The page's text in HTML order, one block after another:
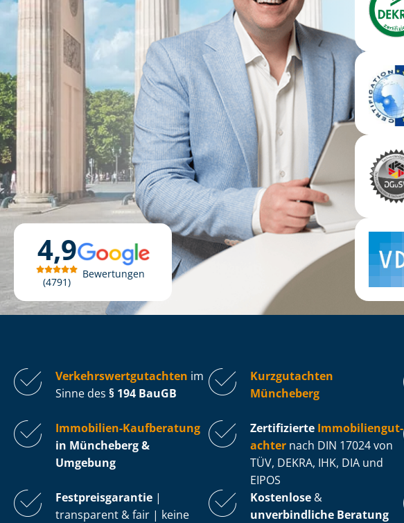
4,9
4791
Bewertungen
Ver­kehrs­wert­gut­ach­ten im
Sinne des § 194 BauGB
Kurzgutachten
Müncheberg
Immobilien-Kaufberatung
in Müncheberg &
Umgebung
Zertifizierte Im­mo­bi­li­en­gut­
ach­ter nach DIN 17024 von
TÜV, DEKRA, IHK, DIA und
EIPOS
Fest­preis­ga­ran­tie |
transparent & fair | keine
Kostenlose &
unverbindliche Beratung